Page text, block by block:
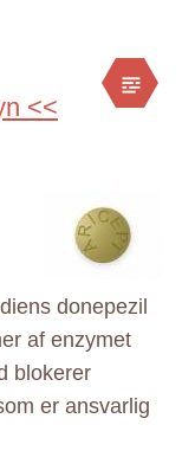
<<
donepezil
af enzymet
blokerer
er ansvarlig